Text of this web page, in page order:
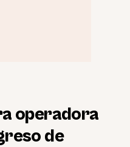
operadora
de